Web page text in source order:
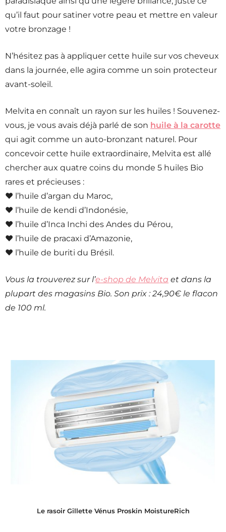
qu’il faut pour satiner votre peau et mettre en valeur
votre bronzage !
N’hésitez pas à appliquer cette huile sur vos cheveux
dans la journée, elle agira comme un soin protecteur
avant-soleil.
Melvita en connaît un rayon sur les huiles ! Souvenez-
vous, je vous avais déjà parlé de son huile à la carotte
qui agit comme un auto-bronzant naturel. Pour
concevoir cette huile extraordinaire, Melvita est allé
chercher aux quatre coins du monde 5 huiles Bio
rares et précieuses :
♥ l’huile d’argan du Maroc,
♥ l’huile de kendi d’Indonésie,
♥ l’huile d’Inca Inchi des Andes du Pérou,
♥ l’huile de pracaxi d’Amazonie,
♥ l’huile de buriti du Brésil.
Vous la trouverez sur l’e-shop de Melvita et dans la
plupart des magasins Bio. Son prix : 24,90€ le flacon
de 100 ml.
Le rasoir Gillette Vénus Proskin MoistureRich